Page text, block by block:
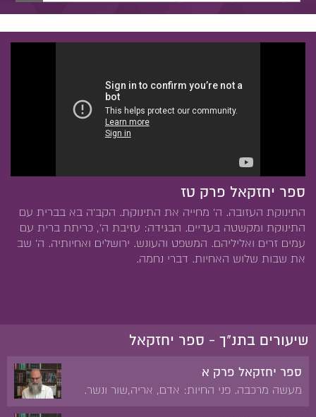
ספר יחזקאל פרק טז
התינוקת העזובה. ה' מחייה את התינוקת. הקב'ה בא בברית עם
התינוקת ומקשטה בעדיים. הבגידה: עזיבת ה', כריתת ברית עם
עמים זרים ואליליהם. המשפט והעונש. ירושלים ואחיותיה. ה' שב
את שבות שלוש האחיות. דברי נחמה.
שיעורים בתנ"ך - ספר יחזקאל
ספר יחזקאל פרק א
מעשה מרכבה. פני החיות: אדם, אריה,שור ונשר.